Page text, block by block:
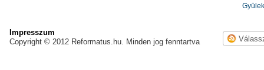
Impresszum
Copyright © 2012 Reformatus.hu. Minden jog fenntartva